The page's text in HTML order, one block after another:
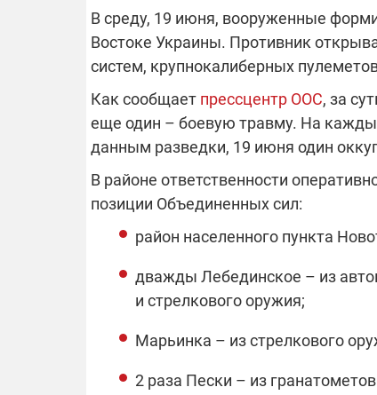
В среду, 19 июня, вооруженные
Востоке Украины. Противник
систем, крупнокалиберных
Как сообщает прессцентр ООС, за
еще один – боевую травму. На
данным разведки, 19 июня один
В районе ответственности
позиции Объединенных сил:
район населенного пункта
дважды Лебединское – из
и стрелкового оружия;
Марьинка – из стрелкового
2 раза Пески – из
Часть
связи с
выиграй